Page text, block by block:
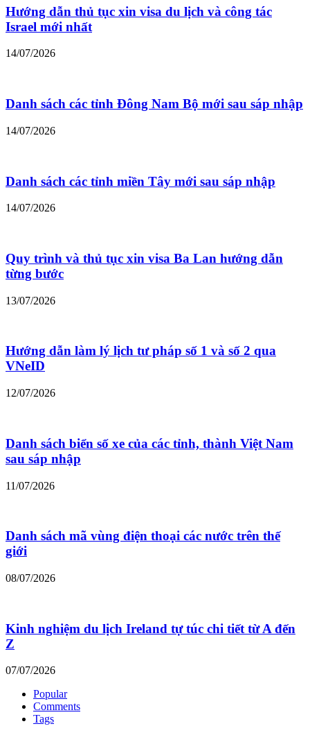
Hướng dẫn thủ tục xin visa du lịch và công tác
Israel mới nhất
14/07/2026
Danh sách các tỉnh Đông Nam Bộ mới sau sáp nhập
14/07/2026
Danh sách các tỉnh miền Tây mới sau sáp nhập
14/07/2026
Quy trình và thủ tục xin visa Ba Lan hướng dẫn
từng bước
13/07/2026
Hướng dẫn làm lý lịch tư pháp số 1 và số 2 qua
VNeID
12/07/2026
Danh sách biển số xe của các tỉnh, thành Việt Nam
sau sáp nhập
11/07/2026
Danh sách mã vùng điện thoại các nước trên thế
giới
08/07/2026
Kinh nghiệm du lịch Ireland tự túc chi tiết từ A đến
Z
07/07/2026
Popular
Comments
Tags